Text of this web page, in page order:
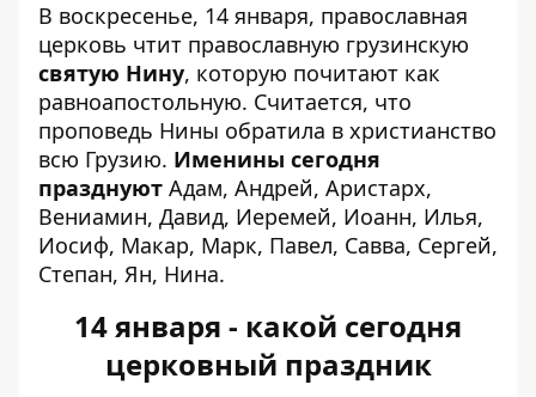
В воскресенье, 14 января, православная
церковь чтит православную грузинскую
святую Нину, которую почитают как
равноапостольную. Считается, что
проповедь Нины обратила в христианство
всю Грузию. Именины сегодня
празднуют Адам, Андрей, Аристарх,
Вениамин, Давид, Иеремей, Иоанн, Илья,
Иосиф, Макар, Марк, Павел, Савва, Сергей,
Степан, Ян, Нина.
14 января - какой сегодня
церковный праздник